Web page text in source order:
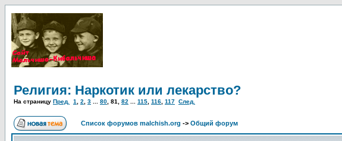
Религия: Наркотик или лекарство?
На страницу Пред. 1 2 3 80 81 82 115 116 117 След.
Список форумов malchish.org -> Общий форум